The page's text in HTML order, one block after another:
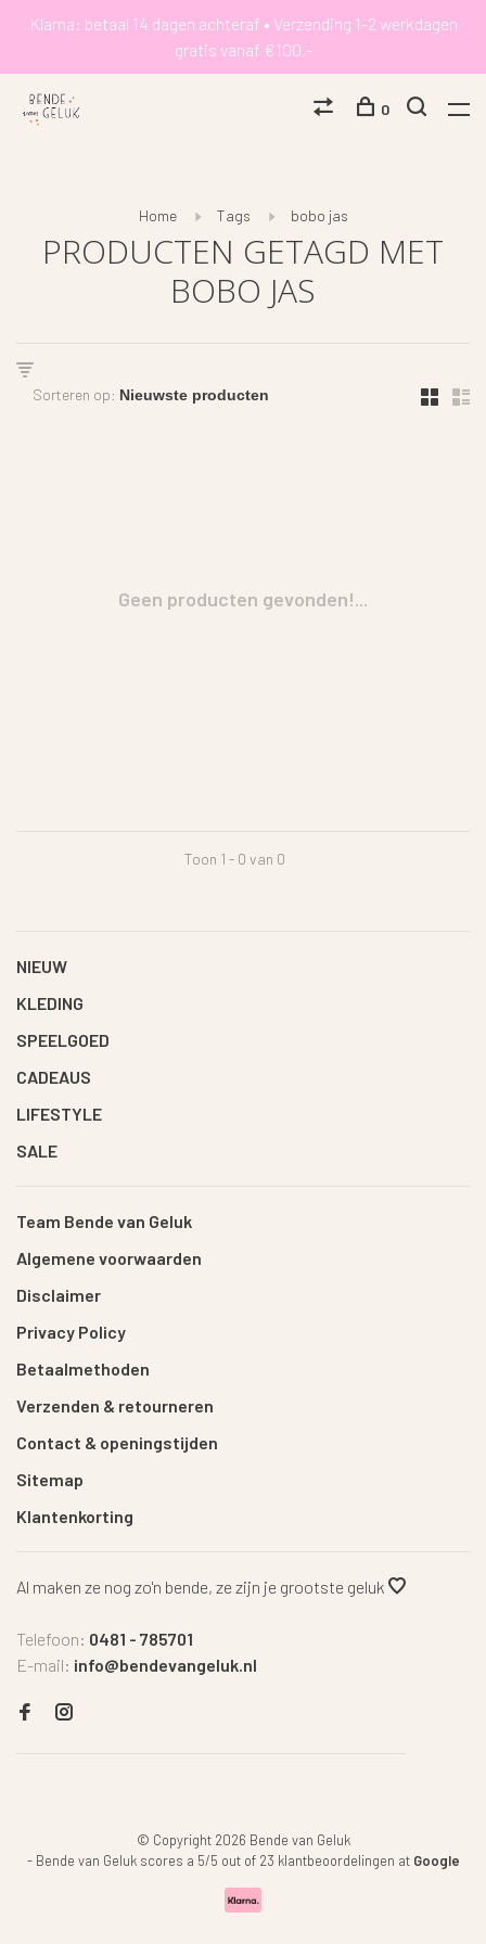
Klarna: betaal 14 dagen achteraf • Verzending 1-2 werkdagen
gratis vanaf €100,-
0
Home Tags bobo jas
PRODUCTEN GETAGD MET
BOBO JAS
Sorteren op:
Geen producten gevonden!...
Toon 1 - 0 van 0
NIEUW
KLEDING
SPEELGOED
CADEAUS
LIFESTYLE
SALE
Team Bende van Geluk
Algemene voorwaarden
Disclaimer
Privacy Policy
Betaalmethoden
Verzenden & retourneren
Contact & openingstijden
Sitemap
Klantenkorting
Al maken ze nog zo'n bende, ze zijn je grootste geluk
Telefoon: 0481 - 785701
E-mail: info@bendevangeluk.nl
© Copyright 2026 Bende van Geluk
- Bende van Geluk scores a 5/5 out of 23 klantbeoordelingen at Google